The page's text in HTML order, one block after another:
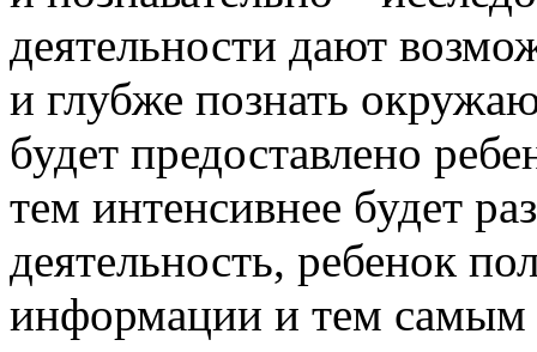
деятельности дают
и глубже познать
будет предоставлено
тем интенсивнее будет
деятельность, ребенок
информации и тем самым